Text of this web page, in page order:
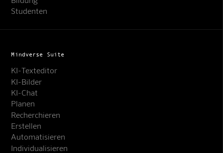
Studenten
Mindverse Suite
KI-Texteditor
KI-Bilder
KI-Chat
Planen
Recherchieren
Erstellen
Automatisieren
Individualisieren